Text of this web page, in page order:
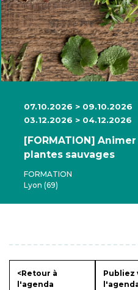
07.10.2026 > 09.10.2026
03.12.2026 > 04.12.2026
[FORMATION]
plantes sauvages
FORMATION
Lyon (69)
<Retour à
l'agenda
Publiez